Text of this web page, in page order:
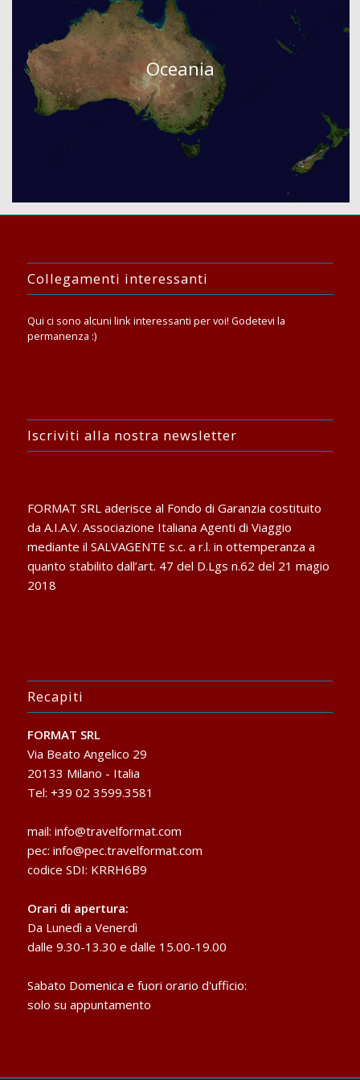
Oceania
Collegamenti interessanti
Qui ci sono alcuni link interessanti per voi! Godetevi la
permanenza :)
Iscriviti alla nostra newsletter
FORMAT SRL aderisce al Fondo di Garanzia costituito
da A.I.A.V. Associazione Italiana Agenti di Viaggio
mediante il SALVAGENTE s.c. a r.l. in ottemperanza a
quanto stabilito dall’art. 47 del D.Lgs n.62 del 21 magio
2018
Recapiti
FORMAT SRL
Via Beato Angelico 29
20133 Milano - Italia
Tel: +39 02 3599.3581
mail: info@travelformat.com
pec: info@pec.travelformat.com
codice SDI: KRRH6B9
Orari di apertura:
Da Lunedì a Venerdì
dalle 9.30-13.30 e dalle 15.00-19.00
Sabato Domenica e fuori orario d'ufficio:
solo su appuntamento